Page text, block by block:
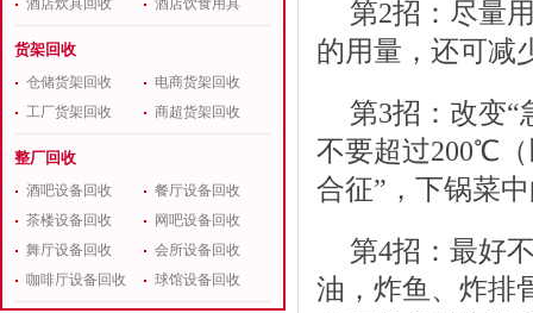
酒店炊具回收
酒店饮食用具
货架回收
仓储货架回收
电商货架回收
工厂货架回收
商超货架回收
整厂回收
酒吧设备回收
餐厅设备回收
茶楼设备回收
网吧设备回收
舞厅设备回收
会所设备回收
咖啡厅设备回收
球馆设备回收
第2招：尽量
的用量，还可减
第3招：改变
不要超过200℃
合征”，下锅菜
第4招：最好
油，炸鱼、炸排